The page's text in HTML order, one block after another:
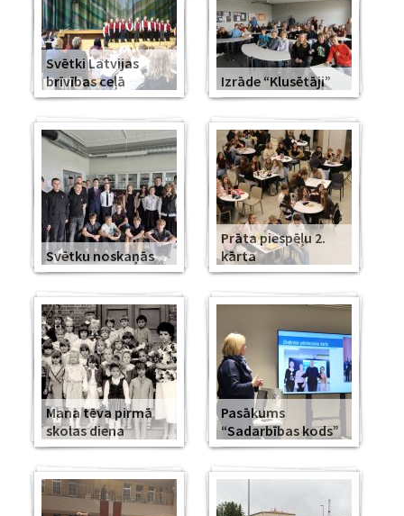
Svētki Latvijas
brīvības ceļā
Izrāde “Klusētāji”
Svētku noskaņās
Prāta piespēļu 2.
kārta
Mana tēva pirmā
skolas diena
Pasākums
“Sadarbības kods”